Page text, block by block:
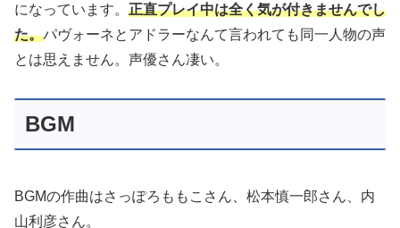
になっています。 正直プレイ中は全く気が付きませんでし
た。パヴォーネとアドラーなんて言われても同一人物の声
とは思えません。声優さん凄い。
BGM
BGMの作曲はさっぽろももこさん、松本慎一郎さん、内
山利彦さん。